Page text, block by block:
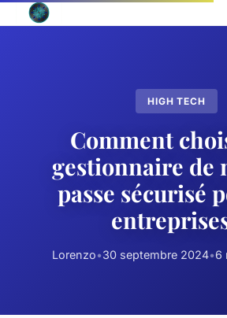
HIGH TECH
Comment
gestionnaire de
passe sécurisé
Lorenzo•30 septembre 2024•6